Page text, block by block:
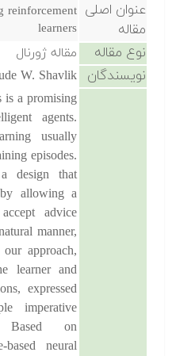
عنوان اصلی
مقاله
reinforcement
learners
نوع مقاله مقاله ژورنال
نویسندگان W. Shavlik
is a promising
agents.
usually
episodes.
design that
by allowing a
advice
manner,
approach,
learner and
expressed
imperative
Based on
based neural